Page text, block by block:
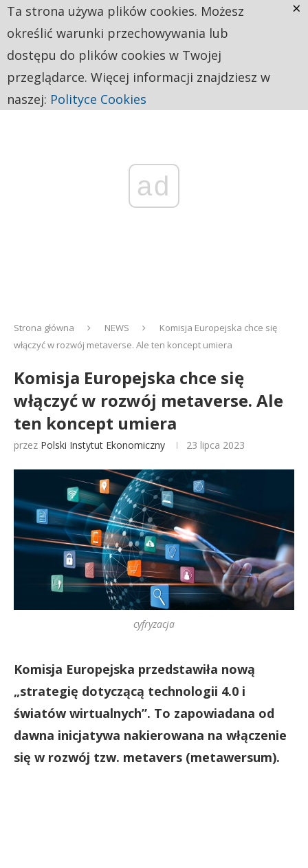
ad
Strona główna NEWS
Komisja Europejska chce się
włączyć w rozwój metaverse. Ale ten koncept umiera
Komisja Europejska chce się
włączyć w rozwój metaverse. Ale
ten koncept umiera
przez Polski Instytut Ekonomiczny 23 lipca 2023
cyfryzacja
Komisja Europejska przedstawiła nową
„strategię dotyczącą technologii 4.0 i
światów wirtualnych”. To zapowiadana od
dawna inicjatywa nakierowana na włączenie
się w rozwój tzw. metavers (metawersum).
Ta strona używa plików cookies. Możesz
określić warunki przechowywania lub
dostępu do plików cookies w Twojej
przeglądarce. Więcej informacji znajdziesz w
naszej: Polityce Cookies
×